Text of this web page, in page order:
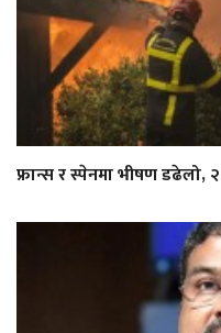
फ्रान्स र स्पेनमा भीषण डढेलो,